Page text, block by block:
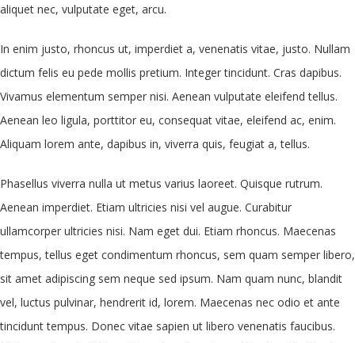
aliquet nec, vulputate eget, arcu.
In enim justo, rhoncus ut, imperdiet a, venenatis vitae, justo. Nullam
dictum felis eu pede mollis pretium. Integer tincidunt. Cras dapibus.
Vivamus elementum semper nisi. Aenean vulputate eleifend tellus.
Aenean leo ligula, porttitor eu, consequat vitae, eleifend ac, enim.
Aliquam lorem ante, dapibus in, viverra quis, feugiat a, tellus.
Phasellus viverra nulla ut metus varius laoreet. Quisque rutrum.
Aenean imperdiet. Etiam ultricies nisi vel augue. Curabitur
ullamcorper ultricies nisi. Nam eget dui. Etiam rhoncus. Maecenas
tempus, tellus eget condimentum rhoncus, sem quam semper libero,
sit amet adipiscing sem neque sed ipsum. Nam quam nunc, blandit
vel, luctus pulvinar, hendrerit id, lorem. Maecenas nec odio et ante
tincidunt tempus. Donec vitae sapien ut libero venenatis faucibus.